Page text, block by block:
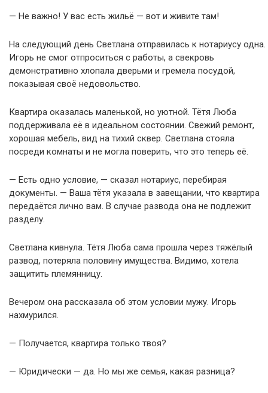
— Не важно! У вас есть жильё — вот и живите там!
На следующий день Светлана отправилась к нотариусу одна.
Игорь не смог отпроситься с работы, а свекровь
демонстративно хлопала дверьми и гремела посудой,
показывая своё недовольство.
Квартира оказалась маленькой, но уютной. Тётя Люба
поддерживала её в идеальном состоянии. Свежий ремонт,
хорошая мебель, вид на тихий сквер. Светлана стояла
посреди комнаты и не могла поверить, что это теперь её.
— Есть одно условие, — сказал нотариус, перебирая
документы. — Ваша тётя указала в завещании, что квартира
передаётся лично вам. В случае развода она не подлежит
разделу.
Светлана кивнула. Тётя Люба сама прошла через тяжёлый
развод, потеряла половину имущества. Видимо, хотела
защитить племянницу.
Вечером она рассказала об этом условии мужу. Игорь
нахмурился.
— Получается, квартира только твоя?
— Юридически — да. Но мы же семья, какая разница?